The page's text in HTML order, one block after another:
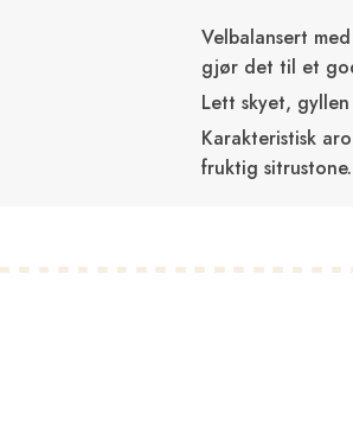
Velbalansert
gjør det til et
Lett skyet,
Karakteristisk
fruktig sitrustone.